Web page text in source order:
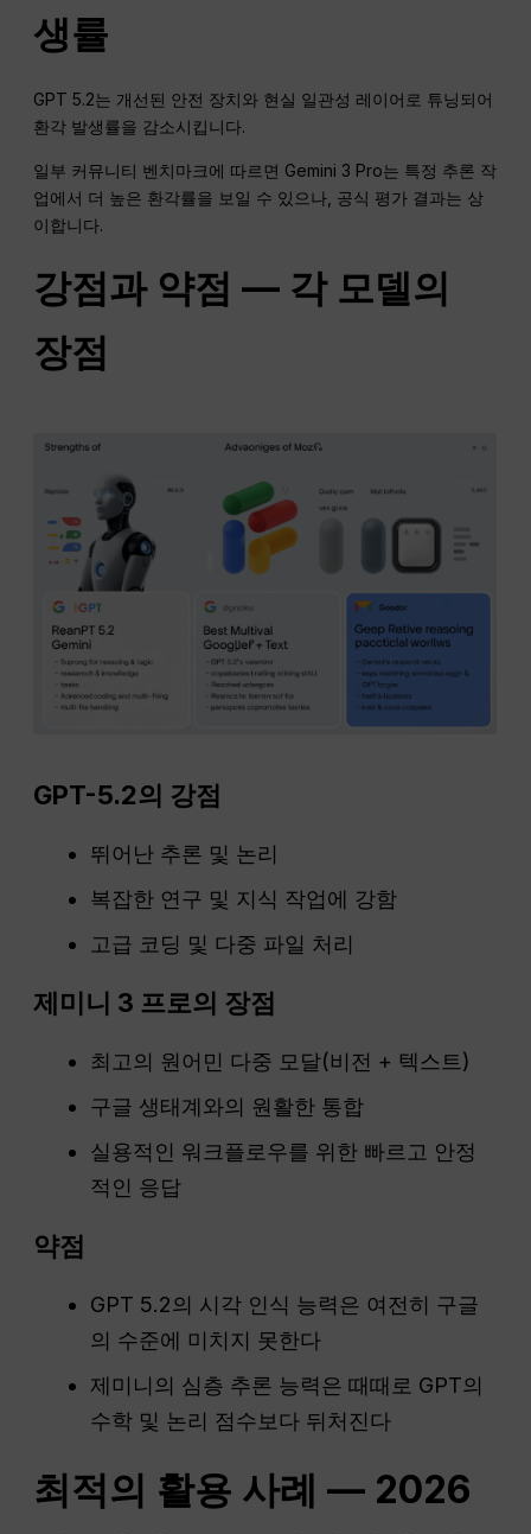
생률
GPT 5.2는 개선된 안전 장치와 현실 일관성 레이어로 튜닝되어
환각 발생률을 감소시킵니다.
일부 커뮤니티 벤치마크에 따르면 Gemini 3 Pro는 특정 추론 작
업에서 더 높은 환각률을 보일 수 있으나, 공식 평가 결과는 상
이합니다.
강점과 약점 — 각 모델의
장점
GPT-5.2의 강점
뛰어난 추론 및 논리
복잡한 연구 및 지식 작업에 강함
고급 코딩 및 다중 파일 처리
제미니 3 프로의 장점
최고의 원어민 다중 모달(비전 + 텍스트)
구글 생태계와의 원활한 통합
실용적인 워크플로우를 위한 빠르고 안정
적인 응답
약점
GPT 5.2의 시각 인식 능력은 여전히 구글
의 수준에 미치지 못한다
제미니의 심층 추론 능력은 때때로 GPT의
수학 및 논리 점수보다 뒤처진다
최적의 활용 사례 — 2026